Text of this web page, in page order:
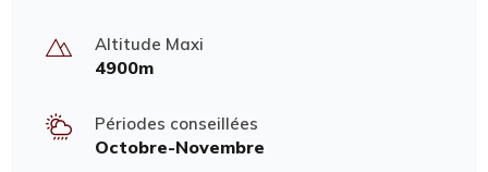
Altitude Maxi
4900m
Périodes conseillées
Octobre-Novembre